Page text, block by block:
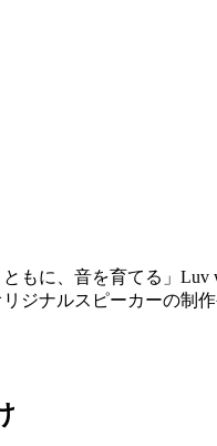
もに、音を育てる」 Luv
ジナルスピーカーの制